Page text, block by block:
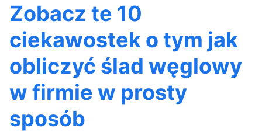
Zobacz te 10
ciekawostek o tym jak
obliczyć ślad węglowy
w firmie w prosty
sposób